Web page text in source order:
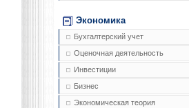
Экономика
Бухгалтерский учет
Оценочная деятельность
Инвестиции
Бизнес
Экономическая теория